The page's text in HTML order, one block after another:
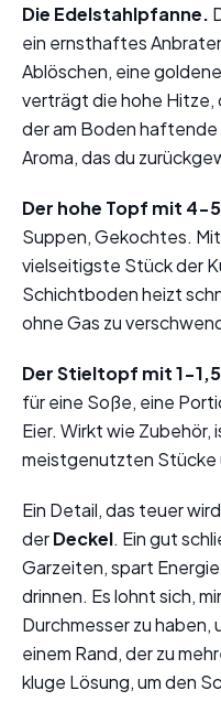
Die Edelstahlpfanne.
ein ernsthaftes
Ablöschen, eine
verträgt die hohe Hitze,
der am Boden
Aroma, das du
Der hohe Topf mit 4-
Suppen, Gekochtes.
vielseitigste Stück der
Schichtboden heizt
ohne Gas zu
Der Stieltopf mit 1-
für eine Soße, eine
Eier. Wirkt wie Zubehör,
meistgenutzten Stücke
Ein Detail, das teuer
derDeckel. Ein gut
Garzeiten, spart
drinnen. Es lohnt sich,
Durchmesser zu haben,
einem Rand, der zu
kluge Lösung, um den